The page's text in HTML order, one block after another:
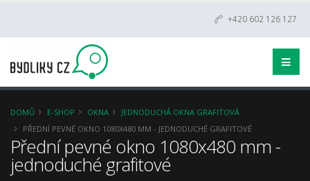
+420 602 126 127
DOMŮ E-SHOP OKNA
JEDNODUCHÁ OKNA GRAFITOVÁ
PŘEDNÍ PEVNÉ OKNO 1080X480 MM - JEDNODUCHÉ GRAFITOVÉ
Přední pevné okno 1080x480 mm -
jednoduché grafitové